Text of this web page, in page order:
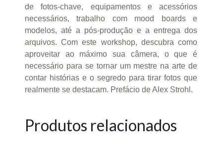
de fotos-chave, equipamentos e acessórios
necessários, trabalho com mood boards e
modelos, até a pós-produção e a entrega dos
arquivos. Com este workshop, descubra como
aproveitar ao máximo sua câmera, o que é
necessário para se tornar um mestre na arte de
contar histórias e o segredo para tirar fotos que
realmente se destacam. Prefácio de Alex Strohl.
Produtos relacionados